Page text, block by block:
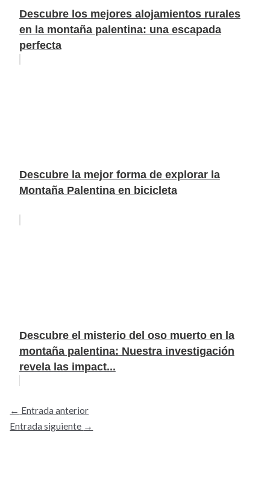
Descubre los mejores alojamientos rurales
en la montaña palentina: una escapada
perfecta
Descubre la mejor forma de explorar la
Montaña Palentina en bicicleta
Descubre el misterio del oso muerto en la
montaña palentina: Nuestra investigación
revela las impact...
← Entrada anterior
Entrada siguiente →